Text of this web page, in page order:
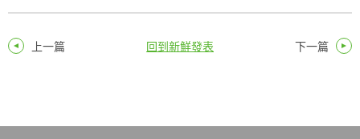
上一篇 回到新鮮發表 下一篇